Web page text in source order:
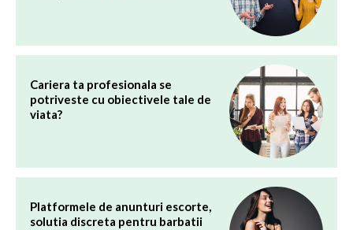
Cariera ta profesionala se
potriveste cu obiectivele tale de
viata?
Platformele de anunturi escorte,
solutia discreta pentru barbatii